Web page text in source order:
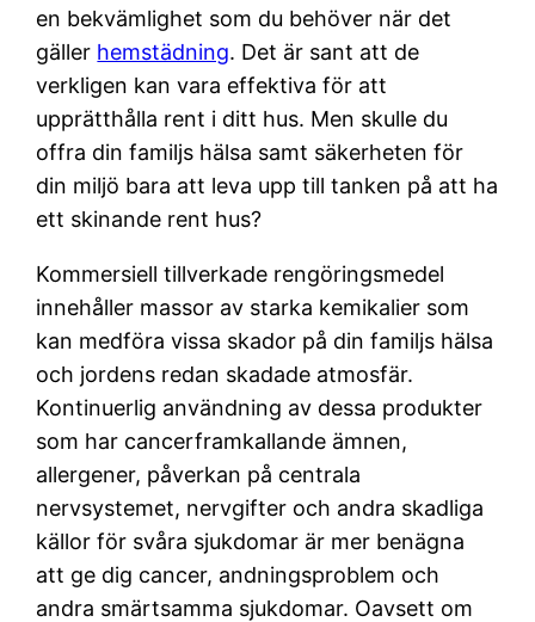
en bekvämlighet som du behöver när det
gäller hemstädning. Det är sant att de
verkligen kan vara effektiva för att
upprätthålla rent i ditt hus. Men skulle du
offra din familjs hälsa samt säkerheten för
din miljö bara att leva upp till tanken på att ha
ett skinande rent hus?
Kommersiell tillverkade rengöringsmedel
innehåller massor av starka kemikalier som
kan medföra vissa skador på din familjs hälsa
och jordens redan skadade atmosfär.
Kontinuerlig användning av dessa produkter
som har cancerframkallande ämnen,
allergener, påverkan på centrala
nervsystemet, nervgifter och andra skadliga
källor för svåra sjukdomar är mer benägna
att ge dig cancer, andningsproblem och
andra smärtsamma sjukdomar. Oavsett om